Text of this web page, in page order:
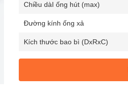
Chiều dàI ống hút (max)
Đường kính ống xả
Kích thước bao bì (DxRxC)